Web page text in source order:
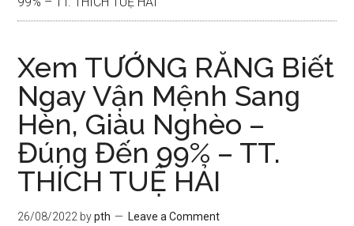
Xem TƯỚNG RĂNG Biết
Ngay Vận Mệnh Sanɡ
Hèn, Giàu Nghèo –
Đúnɡ Đến 99% – TT.
THÍCH TUỆ HẢI
26/08/2022 bypth Leave a Comment